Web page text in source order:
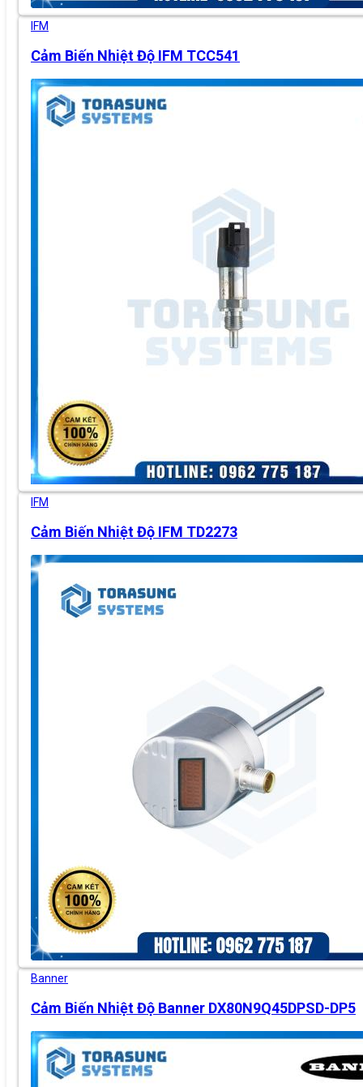
IFM
Cảm Biến Nhiệt Độ IFM TCC541
IFM
Cảm Biến Nhiệt Độ IFM TD2273
Banner
Cảm Biến Nhiệt Độ Banner DX80N9Q45DPSD-DP5